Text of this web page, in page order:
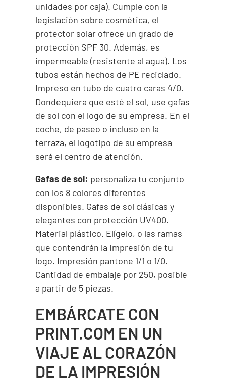
unidades por caja). Cumple con la
legislación sobre cosmética, el
protector solar ofrece un grado de
protección SPF 30. Además, es
impermeable (resistente al agua). Los
tubos están hechos de PE reciclado.
Impreso en tubo de cuatro caras 4/0.
Dondequiera que esté el sol, use gafas
de sol con el logo de su empresa. En el
coche, de paseo o incluso en la
terraza, el logotipo de su empresa
será el centro de atención.
Gafas de sol: personaliza tu conjunto
con los 8 colores diferentes
disponibles. Gafas de sol clásicas y
elegantes con protección UV400.
Material plástico. Elígelo, o las ramas
que contendrán la impresión de tu
logo. Impresión pantone 1/1 o 1/0.
Cantidad de embalaje por 250, posible
a partir de 5 piezas.
EMBÁRCATE CON
PRINT.COM EN UN
VIAJE AL CORAZÓN
DE LA IMPRESIÓN